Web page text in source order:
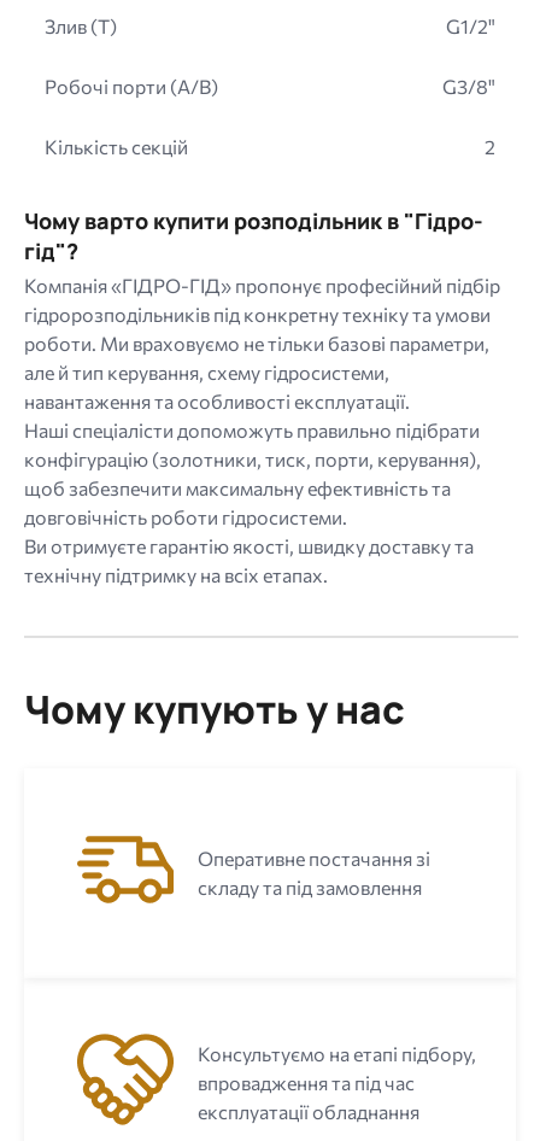
Злив (T) G1/2"
Робочі порти (A/B) G3/8"
Кількість секцій 2
Чому варто купити розподільник в "Гідро-
гід"?
Компанія «ГІДРО-ГІД» пропонує професійний підбір
гідророзподільників під конкретну техніку та умови
роботи. Ми враховуємо не тільки базові параметри,
але й тип керування, схему гідросистеми,
навантаження та особливості експлуатації.
Наші спеціалісти допоможуть правильно підібрати
конфігурацію (золотники, тиск, порти, керування),
щоб забезпечити максимальну ефективність та
довговічність роботи гідросистеми.
Ви отримуєте гарантію якості, швидку доставку та
технічну підтримку на всіх етапах.
Чому купують у нас
Оперативне постачання зі
складу та під замовлення
Консультуємо на етапі підбору,
впровадження та під час
експлуатації обладнання